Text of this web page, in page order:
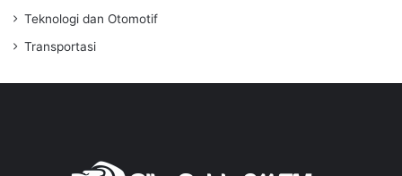
Teknologi dan Otomotif
Transportasi